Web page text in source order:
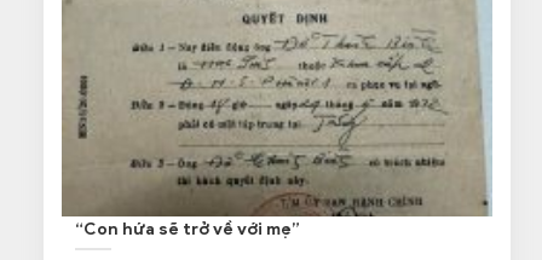
“Con hứa sẽ trở về với mẹ”